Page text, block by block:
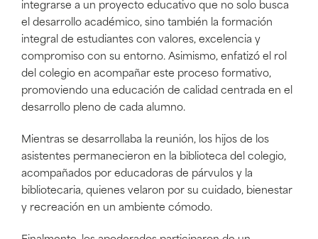
integrarse a un proyecto educativo que no solo busca
el desarrollo académico, sino también la formación
integral de estudiantes con valores, excelencia y
compromiso con su entorno. Asimismo, enfatizó el rol
del colegio en acompañar este proceso formativo,
promoviendo una educación de calidad centrada en el
desarrollo pleno de cada alumno.
Mientras se desarrollaba la reunión, los hijos de los
asistentes permanecieron en la biblioteca del colegio,
acompañados por educadoras de párvulos y la
bibliotecaria, quienes velaron por su cuidado, bienestar
y recreación en un ambiente cómodo.